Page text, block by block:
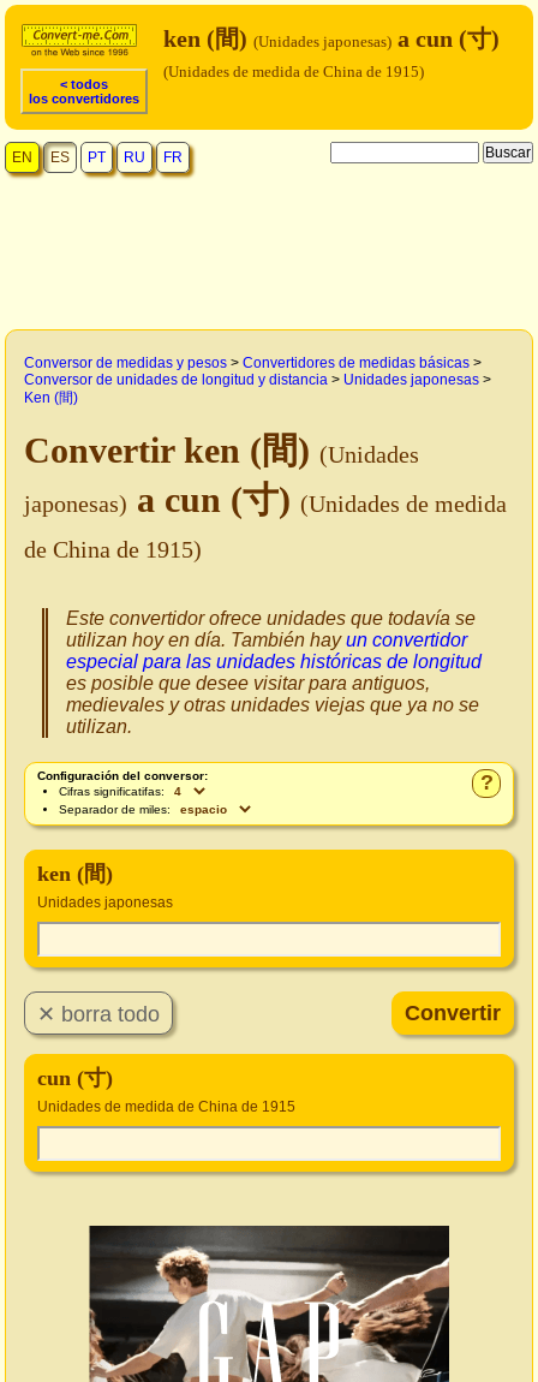
< todos
los convertidores
ken (間) (Unidades japonesas) a cun (寸)
(Unidades de medida de China de 1915)
EN ES PT RU FR
Conversor de medidas y pesos > Convertidores de medidas básicas >
Conversor de unidades de longitud y distancia > Unidades japonesas >
Ken (間)
Convertir ken (間) (Unidades
japonesas) a cun (寸) (Unidades de medida
de China de 1915)
Este convertidor ofrece unidades que todavía se
utilizan hoy en día. También hayun convertidor
especial para las unidades históricas de longitud
es posible que desee visitar para antiguos,
medievales y otras unidades viejas que ya no se
utilizan.
?
Configuración del conversor:
Cifras significatifas:
Separador de miles:
ken (間)
Unidades japonesas
cun (寸)
Unidades de medida de China de 1915